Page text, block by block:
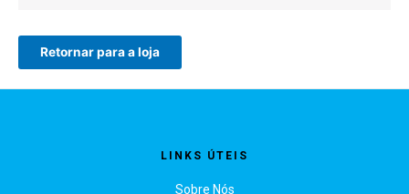
Retornar para a loja
LINKS ÚTEIS
Sobre Nós